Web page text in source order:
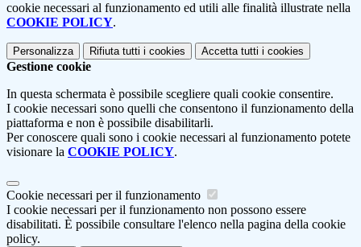
cookie necessari al funzionamento ed utili alle finalità illustrate nella
COOKIE POLICY.
Personalizza Rifiuta tutti i cookies Accetta tutti i cookies
Gestione cookie
In questa schermata è possibile scegliere quali cookie consentire.
I cookie necessari sono quelli che consentono il funzionamento della
piattaforma e non è possibile disabilitarli.
Per conoscere quali sono i cookie necessari al funzionamento potete
visionare la COOKIE POLICY.
Cookie necessari per il funzionamento
I cookie necessari per il funzionamento non possono essere
disabilitati. È possibile consultare l'elenco nella pagina della cookie
policy.